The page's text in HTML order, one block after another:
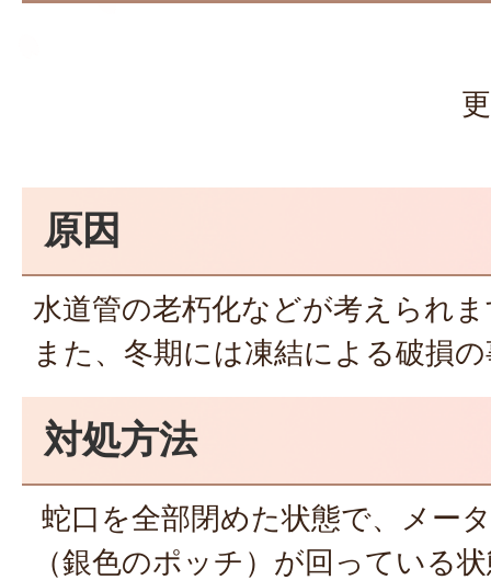
原因
水道管の老朽化などが考えられ
また、冬期には凍結による破損
対処方法
蛇口を全部閉めた状態で、メー
（銀色のポッチ）が回っている